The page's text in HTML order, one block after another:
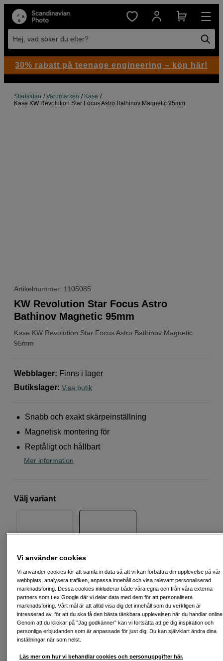
Hej, vad söker du efter?
Startsidan Varumärken
Kase
Kase KW Revolution Star Focus Astro Bathinov Magnetic 95mm
Artikelnummer: 1105085
Kase KW Revolution Star Focus Astro Bathinov Magnetic
95mm
KW Revolution Star Focus Astro
Bathinov Magnetic 95mm
Webblager: Finns i lager
Butikslager: Visa butik
Snabb och exakt skärpeinställning
Magnetisk montering för
Reptåligt och hållbart
Mer information
Välj variant
1 290 SEK
Lägg i kundvagn
Delbetala från 78 SEK/mån via
30% rabatt på teenage engineering – köp här!
Vi använder cookies
Vi använder cookies för att samla in data så att vi kan förbättra din upplevelse på vår
webbplats, analysera trafiken, anpassa innehåll och visa relevant personaliserad
marknadsföring. Dessa cookies inkluderar både våra egna och från våra externa
partners som t.ex Google där vi delar data med dem för att personalisera
marknadsföring. Vårt mål är att alltid visa dig det innehåll som du verkligen är
intresserad av, för att du ska få den bästa tänkbara upplevelsen när du handlar
Genom att du klickar på ”Jag godkänner” kan vi fortsätta att ge dig inspiration och
personliga erbjudanden som är anpassade för just dig. Du kan självklart ändra dina
inställningar när som helst.
Läs mer om hur vi behandlar cookies och personuppgifter här.